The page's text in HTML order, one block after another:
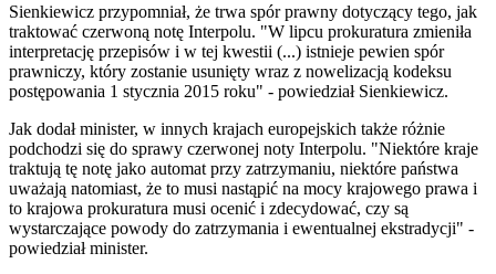
Sienkiewicz przypomniał, że trwa spór prawny dotyczący tego, jak
traktować czerwoną notę Interpolu. "W lipcu prokuratura zmieniła
interpretację przepisów i w tej kwestii (...) istnieje pewien spór
prawniczy, który zostanie usunięty wraz z nowelizacją kodeksu
postępowania 1 stycznia 2015 roku" - powiedział Sienkiewicz.
Jak dodał minister, w innych krajach europejskich także różnie
podchodzi się do sprawy czerwonej noty Interpolu. "Niektóre kraje
traktują tę notę jako automat przy zatrzymaniu, niektóre państwa
uważają natomiast, że to musi nastąpić na mocy krajowego prawa i
to krajowa prokuratura musi ocenić i zdecydować, czy są
wystarczające powody do zatrzymania i ewentualnej ekstradycji" -
powiedział minister.